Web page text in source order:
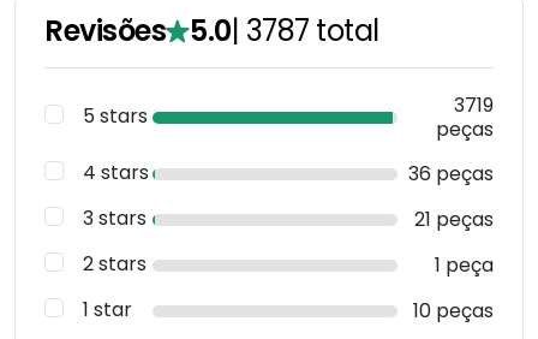
Revisões 5.0| 3787 total
5 stars
3719
peças
4 stars
36 peças
3 stars
21 peças
2 stars
1 peça
1 star
10 peças